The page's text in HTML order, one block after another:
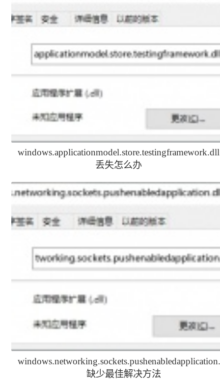
windows.applicationmodel.store.testingframework.dll
丢失怎么办
缺少最佳解决方法